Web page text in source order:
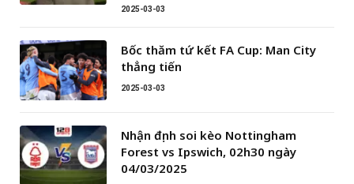
2025-03-03
Bốc thăm tứ kết FA Cup: Man City
thẳng tiến
2025-03-03
Nhận định soi kèo Nottingham
Forest vs Ipswich, 02h30 ngày
04/03/2025